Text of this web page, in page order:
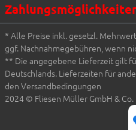
* Alle Preise inkl. gesetzl.
ggf. Nachnahmegebühren, wenn
** Die angegebene Lieferzeit gilt
Deutschlands. Lieferzeiten für
den Versandbedingungen
2024 © Fliesen Müller GmbH &